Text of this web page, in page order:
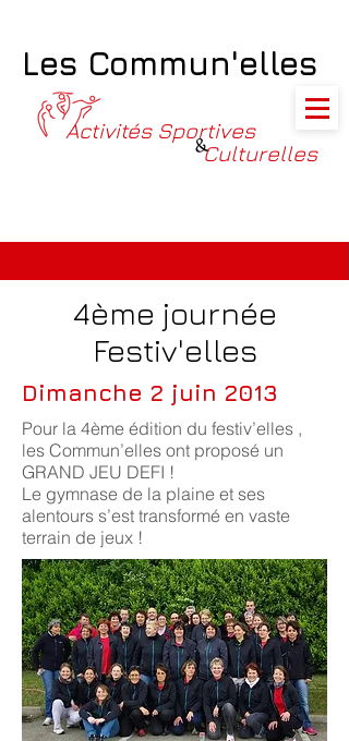
Les Commun'elles
Activités Sportives
&Culturelles
4ème journée
Festiv'elles
Dimanche 2 juin 2013
Pour la 4ème édition du festiv’elles ,
les Commun’elles ont proposé un
GRAND JEU DEFI !
Le gymnase de la plaine et ses
alentours s’est transformé en vaste
terrain de jeux !